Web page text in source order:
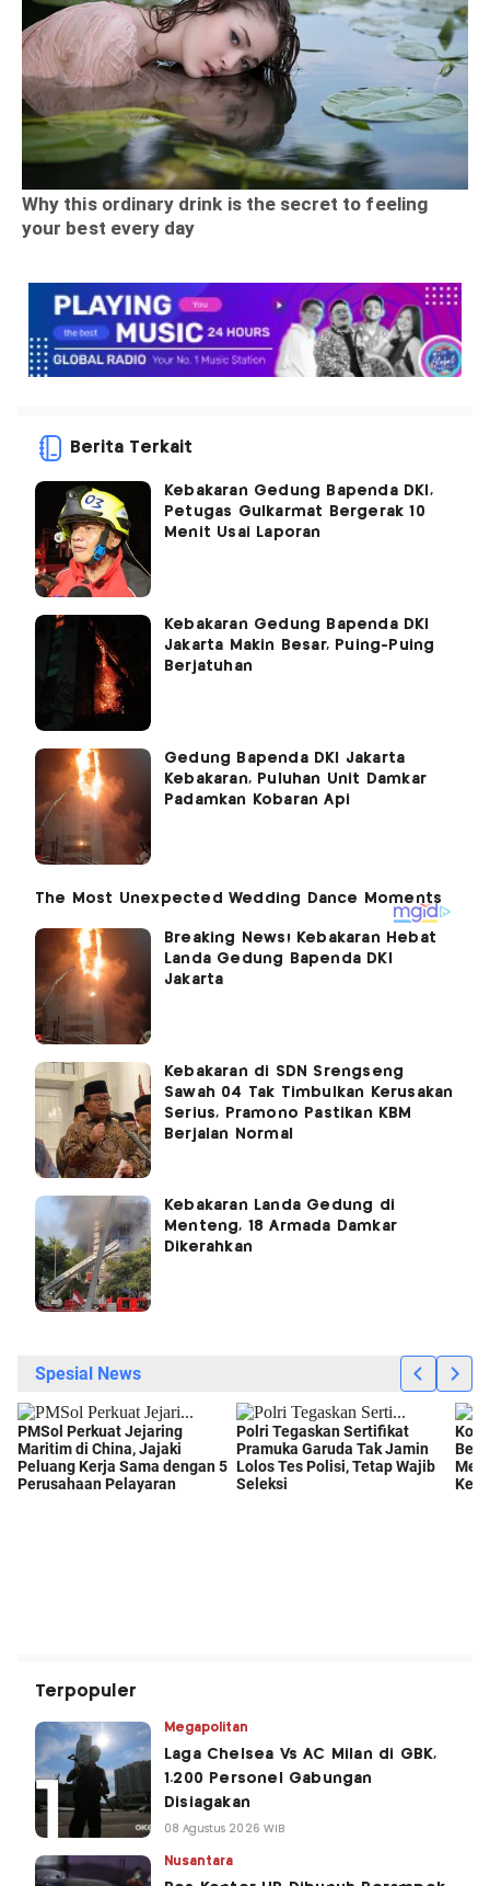
Berita Terkait
Kebakaran Gedung Bapenda DKI,
Petugas Gulkarmat Bergerak 10
Menit Usai Laporan
Kebakaran Gedung Bapenda DKI
Jakarta Makin Besar, Puing-Puing
Berjatuhan
Gedung Bapenda DKI Jakarta
Kebakaran, Puluhan Unit Damkar
Padamkan Kobaran Api
Breaking News! Kebakaran Hebat
Landa Gedung Bapenda DKI
Jakarta
Kebakaran di SDN Srengseng
Sawah 04 Tak Timbulkan Kerusakan
Serius, Pramono Pastikan KBM
Berjalan Normal
Kebakaran Landa Gedung di
Menteng, 18 Armada Damkar
Dikerahkan
Terpopuler
Megapolitan
Laga Chelsea Vs AC Milan di GBK,
1.200 Personel Gabungan
Disiagakan
08 Agustus 2026 WIB
Nusantara